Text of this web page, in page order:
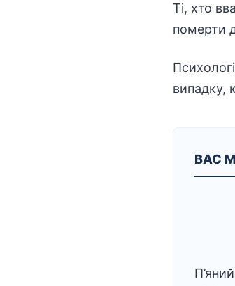
Ті, хто
померти
випадку,
ВАС